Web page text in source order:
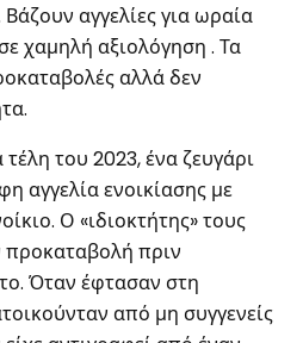
αγγελίες για ωραία
χαμηλή αξιολόγηση . Τα
αλλά δεν
του 2023, ένα ζευγάρι
αγγελία ενοικίασης με
Ο «ιδιοκτήτης» τους
προκαταβολή πριν
Όταν έφτασαν στη
από μη συγγενείς